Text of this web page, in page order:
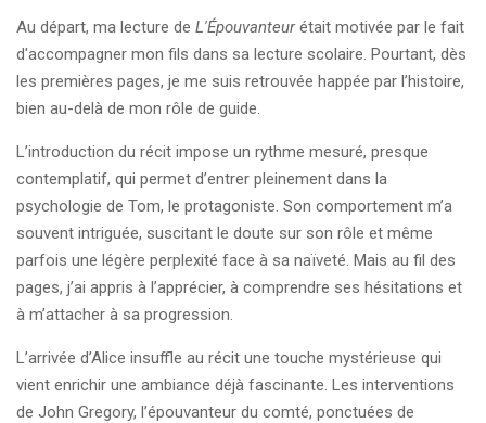
Au départ, ma lecture de L'Épouvanteurétait motivée par le fait
d'accompagner mon fils dans sa lecture scolaire. Pourtant, dès
les premières pages, je me suis retrouvée happée par l’histoire,
bien au-delà de mon rôle de guide.
L’introduction du récit impose un rythme mesuré, presque
contemplatif, qui permet d’entrer pleinement dans la
psychologie de Tom, le protagoniste. Son comportement m’a
souvent intriguée, suscitant le doute sur son rôle et même
parfois une légère perplexité face à sa naïveté. Mais au fil des
pages, j’ai appris à l’apprécier, à comprendre ses hésitations et
à m’attacher à sa progression.
L’arrivée d’Alice insuffle au récit une touche mystérieuse qui
vient enrichir une ambiance déjà fascinante. Les interventions
de John Gregory, l’épouvanteur du comté, ponctuées de